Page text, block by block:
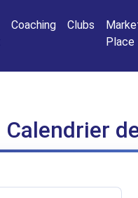
Coaching Clubs
Place
Calendrier